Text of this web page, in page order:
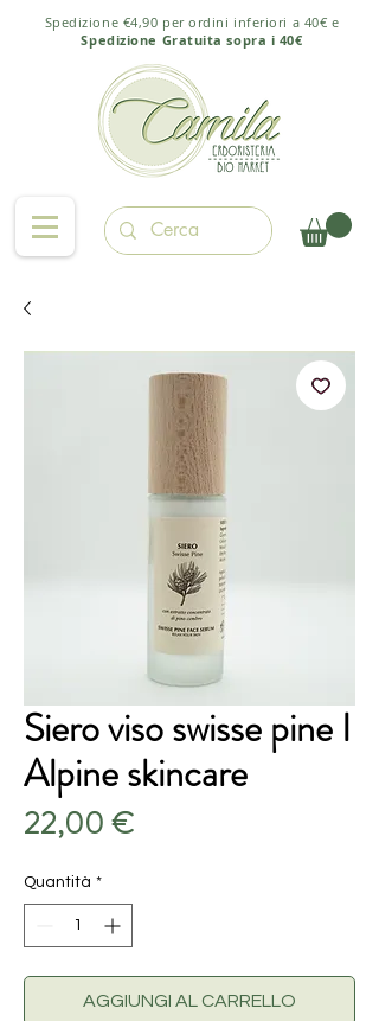
Spedizione €4,90 per ordini inferiori a 40€ e
Spedizione Gratuita sopra i 40€
Siero viso swisse pine I
Alpine skincare
22,00 €Prezzo
Quantità *
AGGIUNGI AL CARRELLO